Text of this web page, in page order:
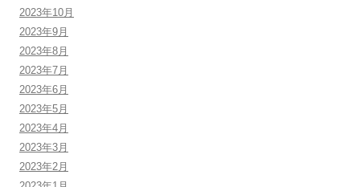
2023年10月
2023年9月
2023年8月
2023年7月
2023年6月
2023年5月
2023年4月
2023年3月
2023年2月